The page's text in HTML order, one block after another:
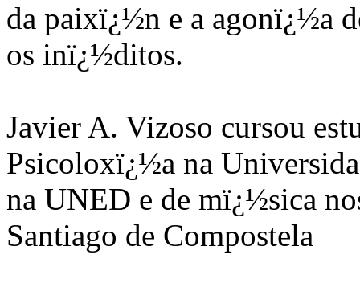
da paixï¿½n e a agonï¿½a
os inï¿½ditos.
Javier A. Vizoso cursou
Psicoloxï¿½a na
na UNED e de mï¿½sica
Santiago de Compostela